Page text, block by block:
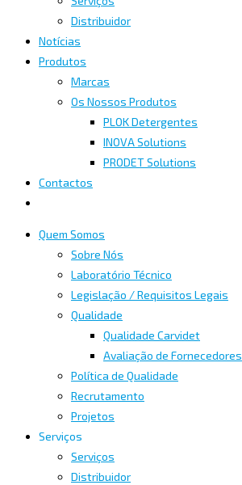
Distribuidor
Notícias
Produtos
Marcas
Os Nossos Produtos
PLOK Detergentes
INOVA Solutions
PRODET Solutions
Contactos
Quem Somos
Sobre Nós
Laboratório Técnico
Legislação / Requisitos Legais
Qualidade
Qualidade Carvidet
Avaliação de Fornecedores
Política de Qualidade
Recrutamento
Projetos
Serviços
Serviços
Distribuidor